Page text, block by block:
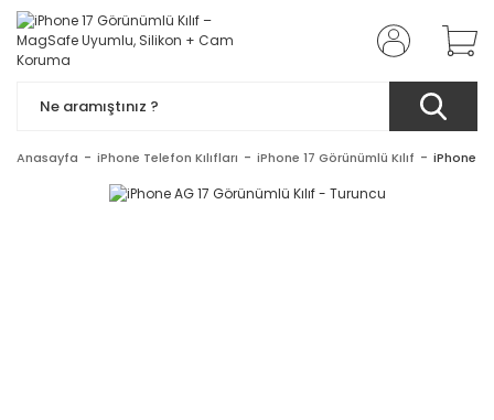
Anasayfa iPhone Telefon Kılıfları iPhone 17 Görünümlü Kılıf iPhone